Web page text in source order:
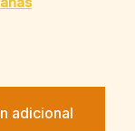
adicional